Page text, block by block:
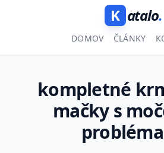
K atalo.
DOMOV ČLÁNKY
kompletné
mačky s